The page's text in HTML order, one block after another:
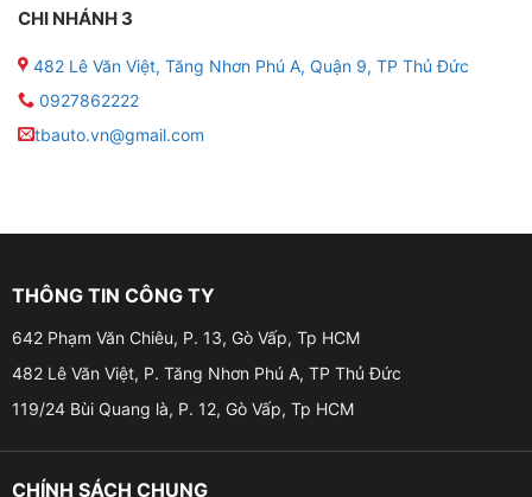
Màn hình giao diện thân thiện
– Kích thước 9 – 10inch, tấm nền IPS chống chói, độ
phân giải HD giúp hiển thị rõ ràng kể cả ban ngày.
Camera 360 thông minh – Hỗ trợ lái xe an toàn
– Hiển thị góc nhìn toàn cảnh quanh xe.
– Tích hợp vạch đánh lái theo góc xoay vô lăng.
CHI NHÁNH 3
482 Lê Văn Việt, Tăng Nhơn Phú A, Quận 9, TP Thủ Đức
0927862222
tbauto.vn@gmail.com
THÔNG TIN CÔNG TY
642 Phạm Văn Chiêu, P. 13, Gò Vấp, Tp HCM
482 Lê Văn Việt, P. Tăng Nhơn Phú A, TP Thủ Đức
119/24 Bùi Quang là, P. 12, Gò Vấp, Tp HCM
CHÍNH SÁCH CHUNG